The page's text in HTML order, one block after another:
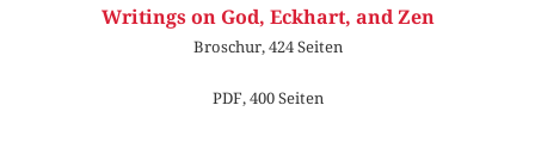
Writings on God, Eckhart, and Zen
Broschur, 424 Seiten
PDF, 400 Seiten